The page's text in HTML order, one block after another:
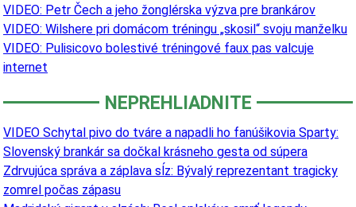
VIDEO: Petr Čech a jeho žonglérska výzva pre brankárov
VIDEO: Wilshere pri domácom tréningu „skosil“ svoju manželku
VIDEO: Pulisicovo bolestivé tréningové faux pas valcuje
internet
NEPREHLIADNITE
VIDEO Schytal pivo do tváre a napadli ho fanúšikovia Sparty:
Slovenský brankár sa dočkal krásneho gesta od súpera
Zdrvujúca správa a záplava sĺz: Bývalý reprezentant tragicky
zomrel počas zápasu